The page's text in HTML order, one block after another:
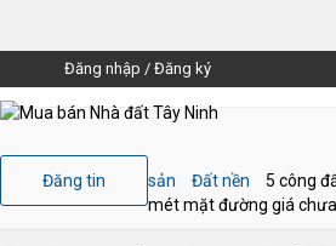
Đăng nhập / Đăng ký
Đăng tin
sản
Đất nền
5 công
mét mặt đường giá